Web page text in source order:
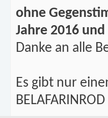
ohne
Jahre 2016 und
Danke an alle
Es gibt nur
BELAFARINROD